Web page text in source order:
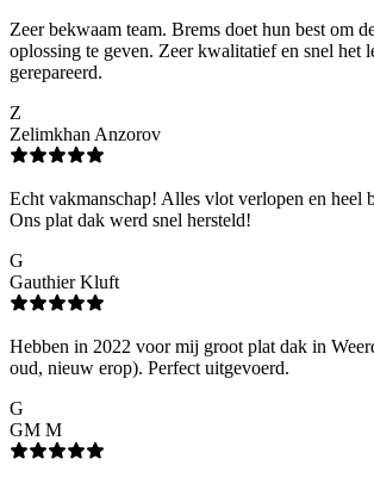
Zeer bekwaam team. Brems doet hun best om
oplossing te geven. Zeer kwalitatief en snel het
gerepareerd.
Z
Zelimkhan Anzorov
Echt vakmanschap! Alles vlot verlopen en heel
Ons plat dak werd snel hersteld!
G
Gauthier Kluft
Hebben in 2022 voor mij groot plat dak in
oud, nieuw erop). Perfect uitgevoerd.
G
GM M